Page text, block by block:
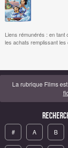
Liens rémunérés : en
les achats remplissant les
La rubrique Films
# A B